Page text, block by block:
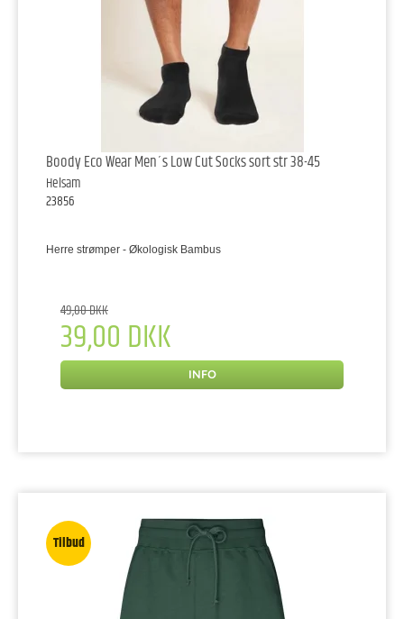
Boody Eco Wear Men´s Low Cut Socks sort str 38-45
Helsam
23856
Herre strømper - Økologisk Bambus
49,00 DKK
39,00 DKK
INFO
Tilbud